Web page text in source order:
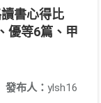
書心得比
優等6篇、甲
發布人： ylsh16